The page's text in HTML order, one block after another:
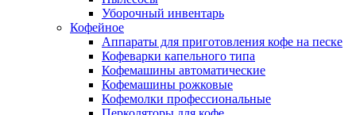
Уборочный инвентарь
Кофейное
Аппараты для приготовления кофе на песке
Кофеварки капельного типа
Кофемашины автоматические
Кофемашины рожковые
Кофемолки профессиональные